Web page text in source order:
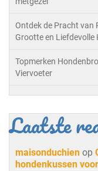
Ontdek de Pracht van
Grootte en Liefdevolle
Topmerken
Viervoeter
Laatste
maisonduchien op
hondenkussen